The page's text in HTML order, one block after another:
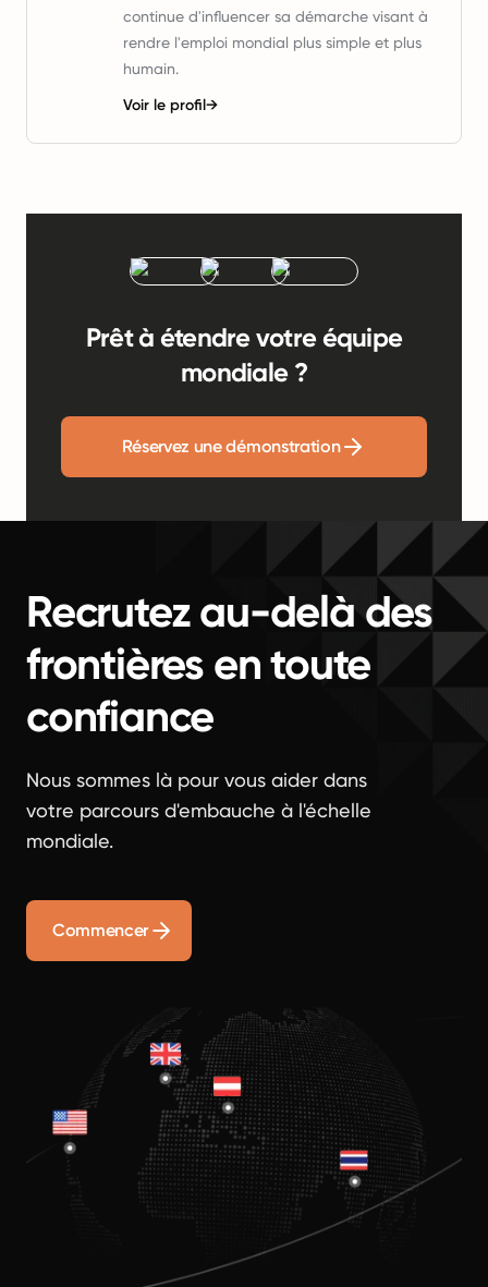
continue d'influencer sa démarche visant à
rendre l'emploi mondial plus simple et plus
humain.
Voir le profil→
Prêt à étendre votre équipe
mondiale ?
Réservez une démonstration
Recrutez au-delà des
frontières en toute
confiance
Nous sommes là pour vous aider dans
votre parcours d'embauche à l'échelle
mondiale.
Commencer